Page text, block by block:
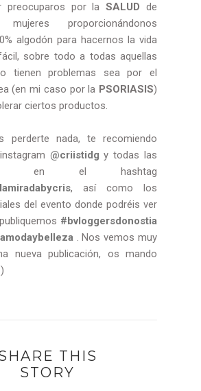
preocuparos por laSALUD de
proporcionándonos
algodón para hacernos la vida
sobre todo a todas aquellas
tienen problemas sea por el
(en mi caso por la PSORIASIS)
ciertos productos.
perderte nada, te recomiendo
@criistidg y todas las
en el hashtag
, así como los
del evento donde podréis ver
#bvloggersdonostia
. Nos vemos muy
nueva publicación, os mando
THIS
STORY